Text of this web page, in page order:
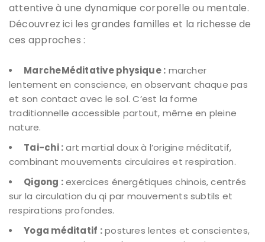
attentive à une dynamique corporelle ou mentale.
Découvrez ici les grandes familles et la richesse de
ces approches :
MarcheMéditative physique : marcher
lentement en conscience, en observant chaque pas
et son contact avec le sol. C’est la forme
traditionnelle accessible partout, même en pleine
nature.
Tai-chi :art martial doux à l’origine méditatif,
combinant mouvements circulaires et respiration.
Qigong :exercices énergétiques chinois, centrés
sur la circulation du qi par mouvements subtils et
respirations profondes.
Yoga méditatif :postures lentes et conscientes,